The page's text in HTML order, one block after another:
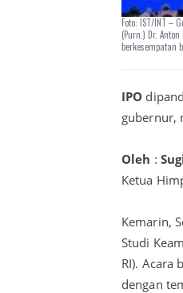
Foto: IST/INT –
(Purn.) Dr.
berkesempatan
IPO
gubernur,
Oleh :
Ketua
Kemarin,
Studi
RI). Acara
dengan